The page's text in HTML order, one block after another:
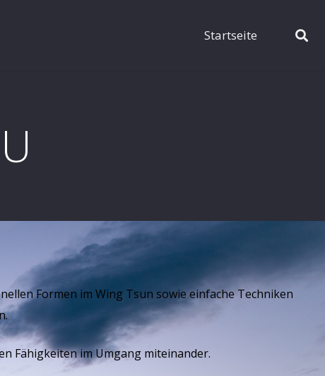
Startseite
Formen im Wing Tsun sowie einfache Techniken
Fähigkeiten im Umgang miteinander.